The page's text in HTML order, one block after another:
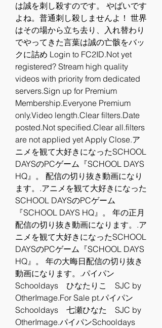
は誠を刺し殺すのです。 やばいです
よね。普通刺し殺しませんよ！ 世界
はその場から立ち去り、入れ替わり
でやってきた言葉は誠の亡骸をバッ
クに詰め Login to FC2ID.Not yet
registered? Stream high quality
videos with priority from dedicated
servers.Sign up for Premium
Membership.Everyone Premium
only.Video length.Clear filters.Date
posted.Not specified.Clear all.filters
are not applied yet Apply Close.ア
ニメを観て大好きになったSCHOOL
DAYSのPCゲーム『SCHOOL DAYS
HQ』。 配信の切り抜き動画になり
ます。.アニメを観て大好きになった
SCHOOL DAYSのPCゲーム
『SCHOOL DAYS HQ』。 年の正月
配信の切り抜き動画になります。.ア
ニメを観て大好きになったSCHOOL
DAYSのPCゲーム『SCHOOL DAYS
HQ』。 年の大晦日配信の切り抜き
動画になります。.パイパン
Schooldays　ひなたりこ　SJC by
OtherImage.For Sale pt.パイパン
Schooldays　七瀬ひなた　SJC by
OtherImage.パイパンSchooldays